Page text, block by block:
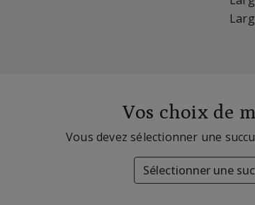
Vos choix de
Vous devez sélectionner une
Sélectionner une